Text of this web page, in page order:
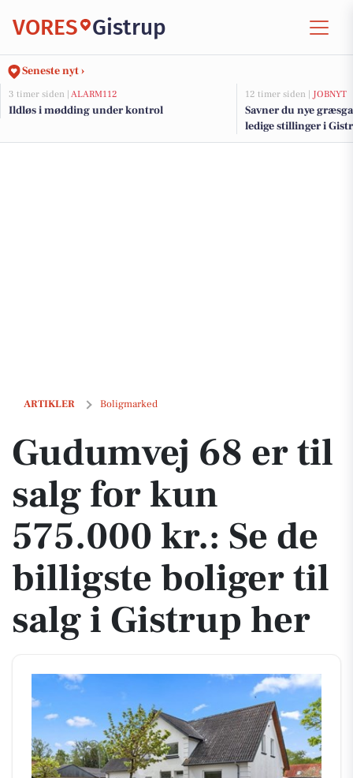
VORES Gistrup
Seneste nyt ›
3 timer siden | ALARM112
Ildløs i mødding under kontrol
12 timer siden | JOBNYT
Savner du nye
ledige stillinger i
ARTIKLER Boligmarked
Gudumvej 68 er til salg for kun 575.000 kr.: Se de billigste boliger
Gudumvej 68 er til
salg for kun
575.000 kr.: Se de
billigste boliger til
salg i Gistrup her